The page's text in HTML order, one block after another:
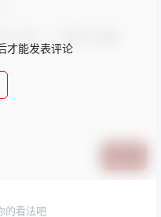
才能发表评论
的看法吧